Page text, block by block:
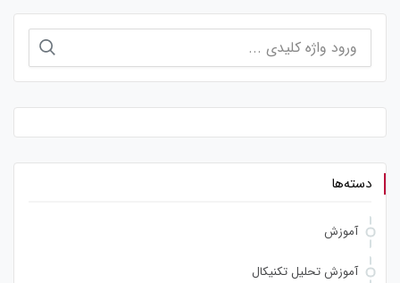
برای:
دسته‌ها
آموزش
آموزش تحلیل تکنیکال